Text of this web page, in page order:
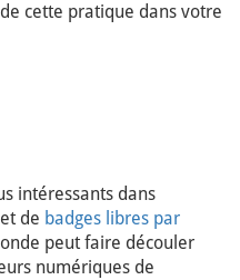
cette pratique dans votre
intéressants dans
de badges libres par
peut faire découler
numériques de